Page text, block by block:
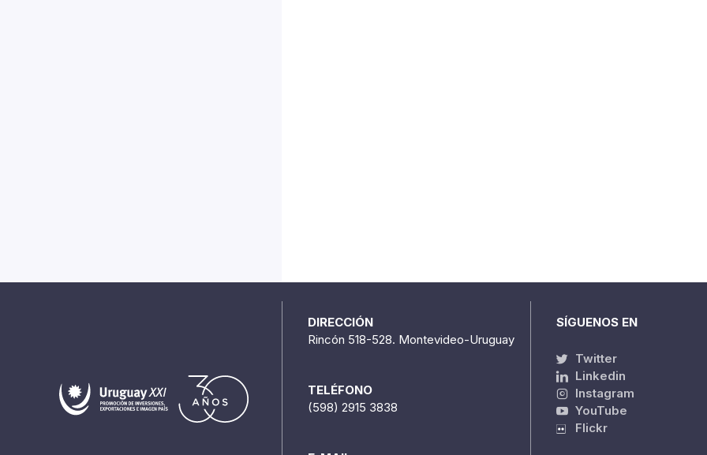
DIRECCIÓN
Rincón 518-528. Montevideo-Uruguay
TELÉFONO
(598) 2915 3838
SÍGUENOS EN
Twitter
Linkedin
Instagram
YouTube
Flickr